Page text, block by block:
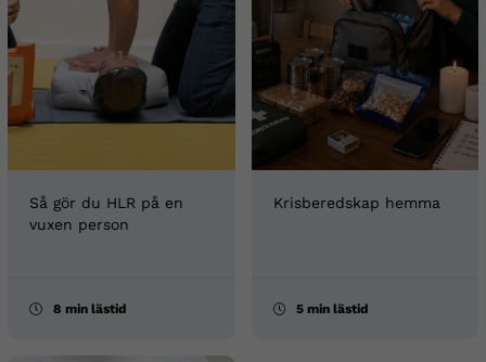
Så gör du HLR på en
vuxen person
8 min lästid
Krisberedskap hemma
5 min lästid